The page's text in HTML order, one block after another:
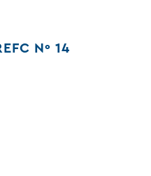
Nº 14